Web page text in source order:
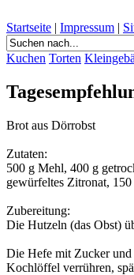
Startseite | Impressum |
Kuchen Torten
Brot aus Dörrobst
Zutaten:
500 g Mehl, 400 g
gewürfeltes Zitronat,
Zubereitung:
Die Hutzeln (das Obst)
Die Hefe mit Zucker und
Kochlöffel verrühren,